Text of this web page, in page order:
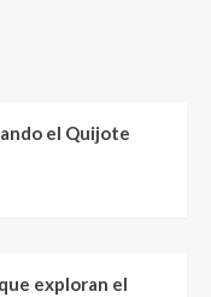
el Quijote
exploran el